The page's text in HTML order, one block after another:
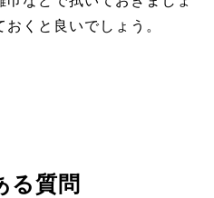
くと良いでしょう。
る質問